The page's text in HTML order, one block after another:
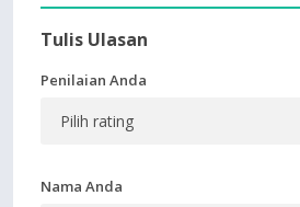
Tulis Ulasan
Penilaian Anda
Nama Anda